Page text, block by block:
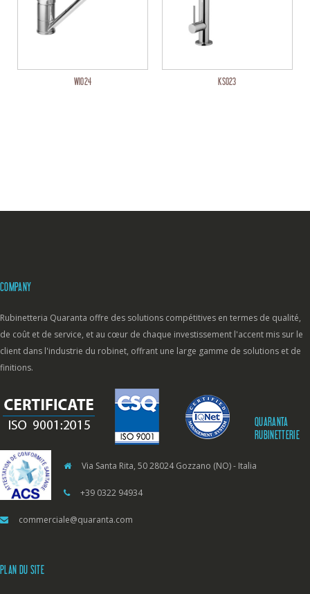
WI024 KS023
COMPANY
Rubinetteria Quaranta offre des solutions compétitives en termes de qualité,
de coût et de service, et au cœur de chaque investissement l'accent mis sur le
client dans l'industrie du robinet, offrant une large gamme de solutions et de
finitions.
QUARANTA
RUBINETTERIE
Via Santa Rita, 50 28024 Gozzano (NO) - Italia
+39 0322 94934
commerciale@quaranta.com
PLAN DU SITE